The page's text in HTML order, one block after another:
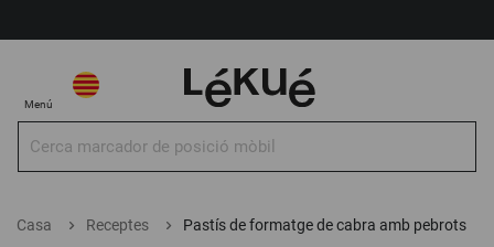
Menú
Cerca
Selecciona
Selecciona una botiga
Casa Receptes Pastís de formatge de cabra amb pebrots